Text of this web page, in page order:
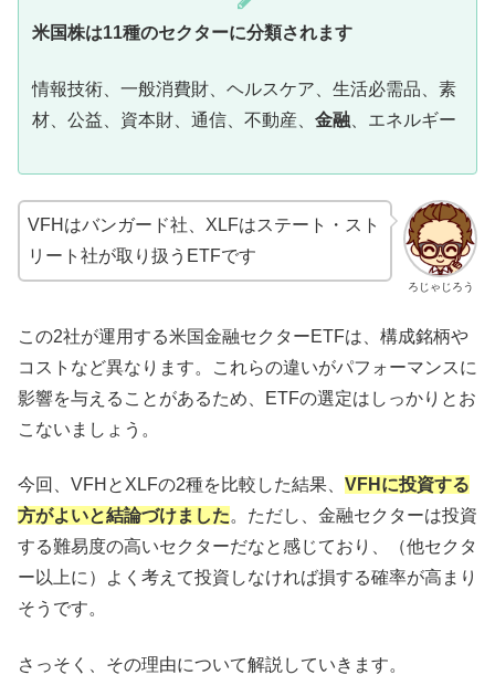
米国株は11種のセクターに分類されます
情報技術、一般消費財、ヘルスケア、生活必需品、素
材、公益、資本財、通信、不動産、 金融 、エネルギー
ろじゃじろう
VFHはバンガード社、XLFはステート・スト
リート社が取り扱うETFです
この2社が運用する米国金融セクターETFは、構成銘柄や
コストなど異なります。これらの違いがパフォーマンスに
影響を与えることがあるため、ETFの選定はしっかりとお
こないましょう。
今回、VFHとXLFの2種を比較した結果、 VFHに投資する
方がよいと結論づけました。ただし、金融セクターは投資
する難易度の高いセクターだなと感じており、（他セクタ
ー以上に）よく考えて投資しなければ損する確率が高まり
そうです。
さっそく、その理由について解説していきます。